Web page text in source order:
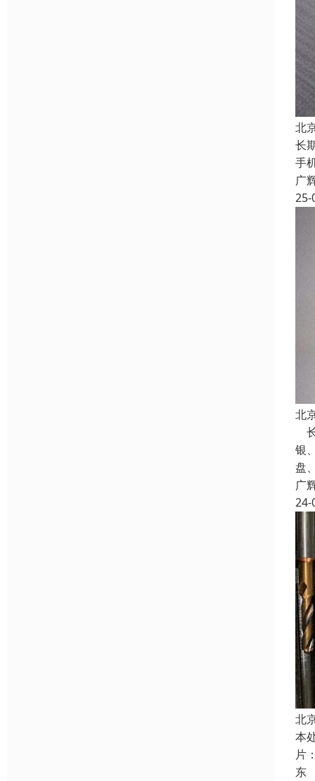
北
长
手
广
25-
北
银
盘
广
24-
北
本
片
东